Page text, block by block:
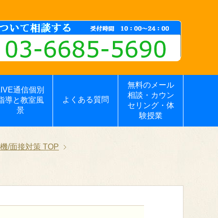
通信個別
導と教室風
景
よくある質問
無料のメール
相談・カウン
セリング・体
験授業
/面接対策 TOP